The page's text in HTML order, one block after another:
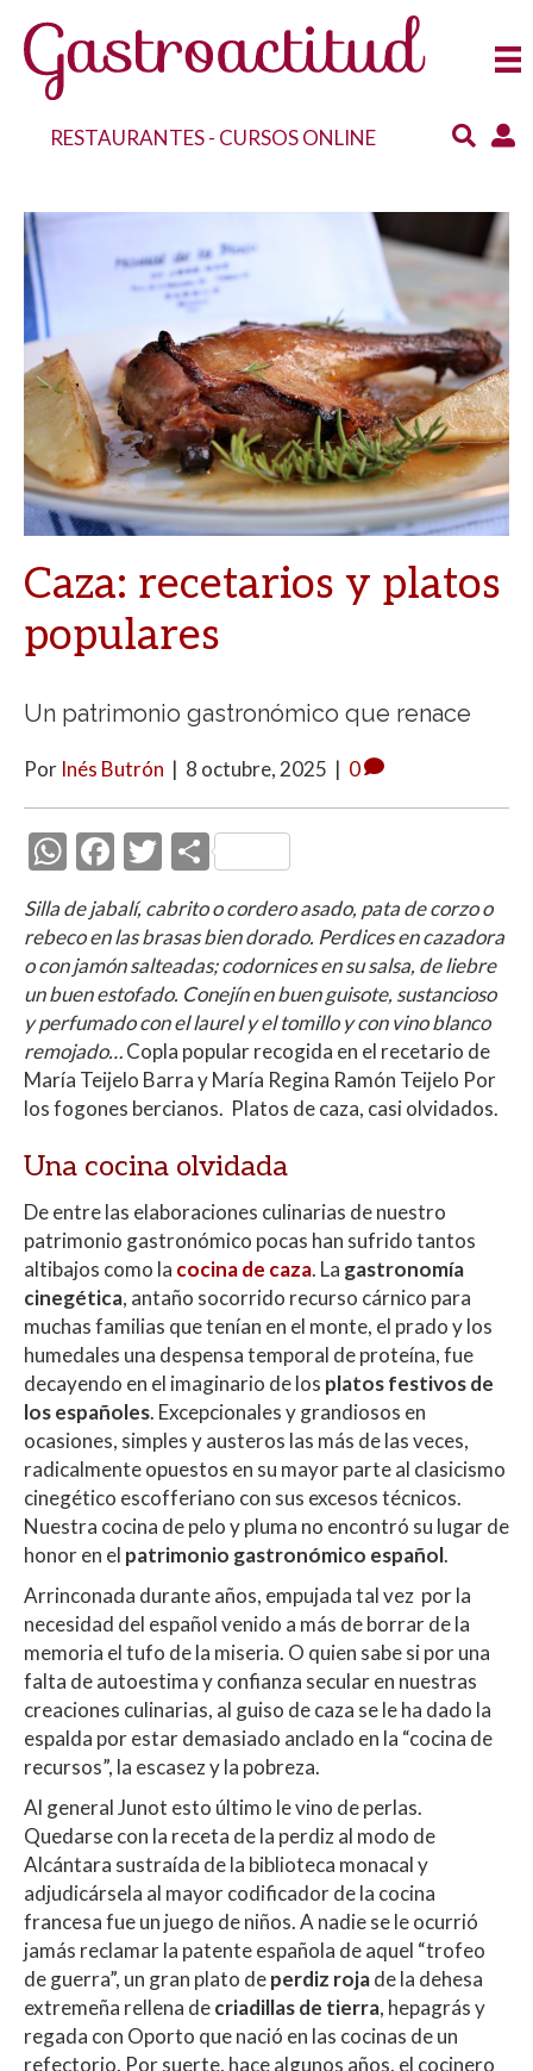
RESTAURANTES- CURSOS ONLINE
Caza: recetarios y platos
populares
Un patrimonio gastronómico que renace
Por Inés Butrón | 8 octubre, 2025 | 0
W
h
at
s
A
p
p
F
ac
e
b
o
o
k
T
w
itt
er
C
m
p
ar
ti
r
Silla de jabalí, cabrito o cordero asado, pata de corzo o
rebeco en las brasas bien dorado. Perdices en cazadora
o con jamón salteadas; codornices en su salsa, de liebre
un buen estofado. Conejín en buen guisote, sustancioso
y perfumado con el laurel y el tomillo y con vino blanco
remojado…Copla popular recogida en el recetario de
María Teijelo Barra y María Regina Ramón Teijelo Por
los fogones bercianos. Platos de caza, casi olvidados.
Una cocina olvidada
De entre las elaboraciones culinarias de nuestro
patrimonio gastronómico pocas han sufrido tantos
altibajos como la cocina de caza. La gastronomía
cinegética, antaño socorrido recurso cárnico para
muchas familias que tenían en el monte, el prado y los
humedales una despensa temporal de proteína, fue
decayendo en el imaginario de los platos festivosde
los españoles. Excepcionales y grandiosos en
ocasiones, simples y austeros las más de las veces,
radicalmente opuestos en su mayor parte al clasicismo
cinegético escofferiano con sus excesos técnicos.
Nuestra cocina de pelo y pluma no encontró su lugar de
honor en el patrimonio gastronómico español.
Arrinconada durante años, empujada tal vez por la
necesidad del español venido a más de borrar de la
memoria el tufo de la miseria. O quien sabe si por una
falta de autoestima y confianza secular en nuestras
creaciones culinarias, al guiso de caza se le ha dado la
espalda por estar demasiado anclado en la “cocina de
recursos”, la escasez y la pobreza.
Al general Junot esto último le vino de perlas.
Quedarse con la receta de la perdiz al modo de
Alcántara sustraída de la biblioteca monacal y
adjudicársela al mayor codificador de la cocina
francesa fue un juego de niños. A nadie se le ocurrió
jamás reclamar la patente española de aquel “trofeo
de guerra”, un gran plato deperdiz rojade la dehesa
extremeña rellena decriadillasde tierra, hepagrás y
regada con Oporto que nació en las cocinas de un
refectorio. Por suerte, hace algunos años, el cocinero